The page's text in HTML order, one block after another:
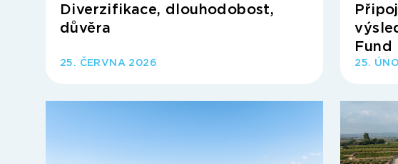
Diverzifikace, dlouhodobost,
důvěra
25. ČERVNA 2026
Fund
25.